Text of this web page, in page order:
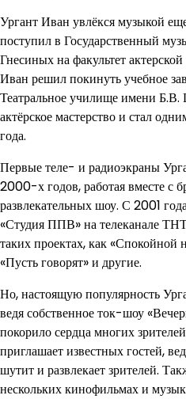
Ургант Иван увлёкся музыкой
поступил в Государственный
Гнесиных на факультет
Иван решил покинуть учебное
Театральное училище имени Б.В.
актёрское мастерство и стал
года.
Первые теле- и радиоэкраны
2000-х годов, работая вместе с
развлекательных шоу. С 2001
«Студия ППВ» на телеканале
таких проектах, как
«Пусть говорят» и другие.
Но, настоящую популярность
ведя собственное ток-шоу
покорило сердца многих
приглашает известных гостей,
шутит и развлекает зрителей.
нескольких кинофильмах и